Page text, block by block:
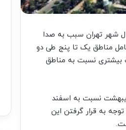
شهر تهران سبب به صدا
مناطق یک تا پنج طی دو
با شدت بیشتری نسبت به مناطق
نسبت به اسفند
به قرار گرفتن این